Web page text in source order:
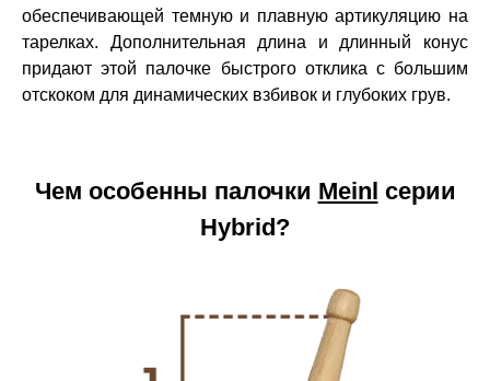
обеспечивающей темную и плавную артикуляцию на
тарелках. Дополнительная длина и длинный конус
придают этой палочке быстрого отклика с большим
отскоком для динамических взбивок и глубоких грув.
Чем особенны палочки Meinl серии
Hybrid?